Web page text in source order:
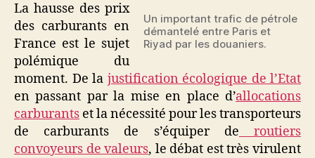
démantelé
Un important trafic de pétrole
démantelé entre Paris et
Riyad par les douaniers.
La hausse des prix
des carburants en
France est le sujet
polémique du
moment. De la justification écologique de l’Etat
en passant par la mise en place d’allocations
carburants et la nécessité pour les transporteurs
de carburants de s’équiper de routiers
convoyeurs de valeurs, le débat est très virulent